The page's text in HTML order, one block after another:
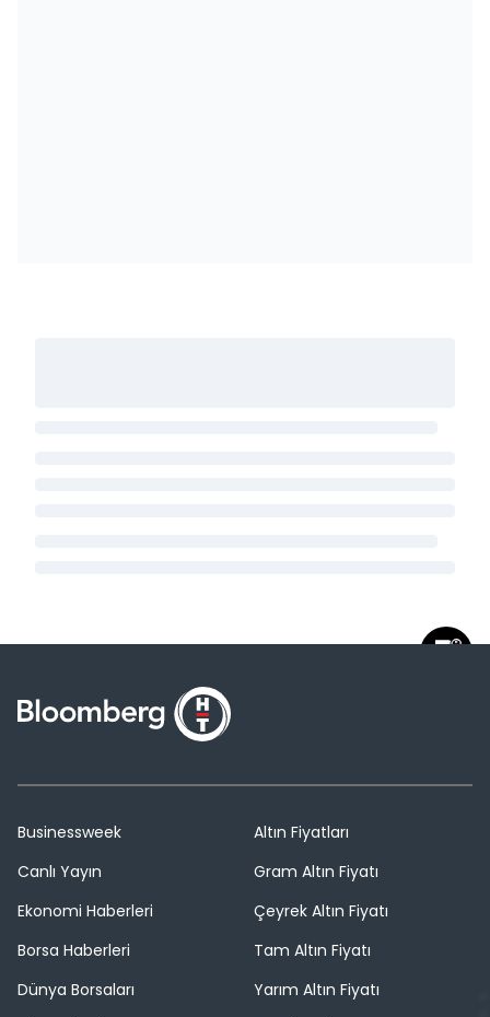
Businessweek
Canlı Yayın
Ekonomi Haberleri
Borsa Haberleri
Dünya Borsaları
Altın Fiyatları
Gram Altın Fiyatı
Çeyrek Altın Fiyatı
Tam Altın Fiyatı
Yarım Altın Fiyatı